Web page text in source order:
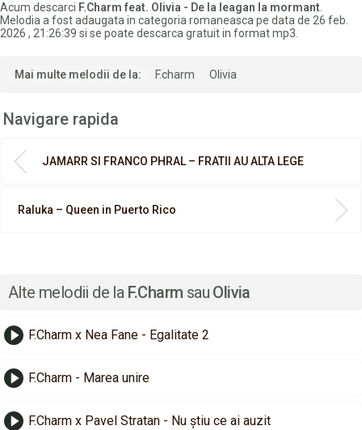
Acum descarci F.Charm feat. Olivia - De la leagan la mormant
Melodia a fost adaugata in categoria romaneasca pe data de 26 feb.
2026 , 21:26:39 si se poate descarca gratuit in format mp3.
Mai multe melodii de la: F.charm Olivia
Navigare rapida
JAMARR SI FRANCO PHRAL – FRATII AU ALTA LEGE
Raluka – Queen in Puerto Rico
Alte melodii de la F.Charm sau Olivia
F.Charm x Nea Fane - Egalitate 2
F.Charm - Marea unire
F.Charm x Pavel Stratan - Nu știu ce ai auzit